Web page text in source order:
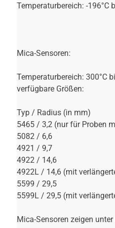
Temperaturbereich: -196°C
Mica-Sensoren:
Temperaturbereich: 300°C
verfügbare Größen:
Typ / Radius (in mm)
5465 / 3,2 (nur für Proben
5082 / 6,6
4921 / 9,7
4922 / 14,6
4922L / 14,6 (mit
5599 / 29,5
5599L / 29,5 (mit
Mica-Sensoren zeigen